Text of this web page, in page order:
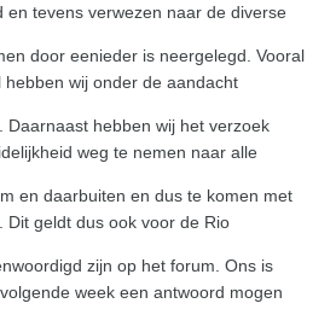
en tevens verwezen naar de diverse
door eenieder is neergelegd. Vooral
wij onder de aandacht
Daarnaast hebben wij het verzoek
weg te nemen naar alle
en daarbuiten en dus te komen met
Dit geldt dus ook voor de Rio
zijn op het forum. Ons is
week een antwoord mogen